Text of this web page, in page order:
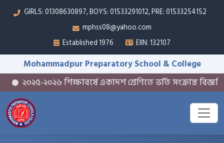
GIRLS: 01308630897, BOYS: 01533291012, PRE: 01533254152
mphss08@yahoo.com
Established 1976
EIIN: 132107
Mohammadpur Preparatory School & College
২০২৫-২০২৬ শিক্ষাবর্ষে একাদশ শ্রেণিতে ভর্তি সংক্রান্ত বিজ্ঞপ্তি